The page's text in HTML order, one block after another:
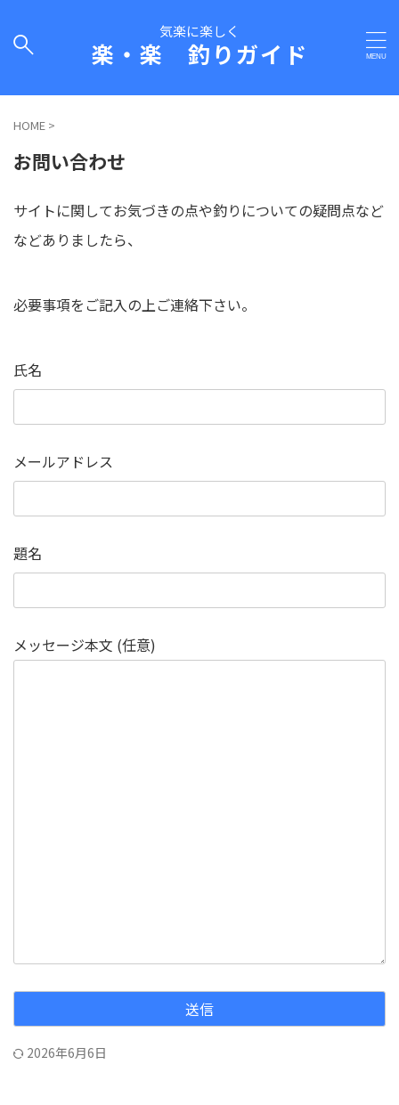
気楽に楽しく
楽・楽 釣りガイド
HOME >
お問い合わせ
サイトに関してお気づきの点や釣りについての疑問点など
などありましたら、
必要事項をご記入の上ご連絡下さい。
氏名
メールアドレス
題名
メッセージ本文 (任意)
2026年6月6日